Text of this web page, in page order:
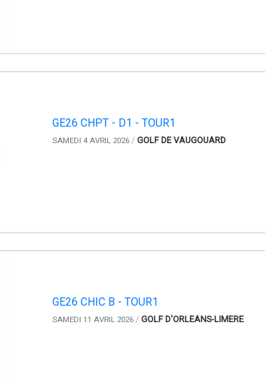
GE26 CHPT - D1 - TOUR1
SAMEDI 4 AVRIL 2026 / GOLF DE VAUGOUARD
GE26 CHIC B - TOUR1
SAMEDI 11 AVRIL 2026 / GOLF D'ORLEANS-LIMERE